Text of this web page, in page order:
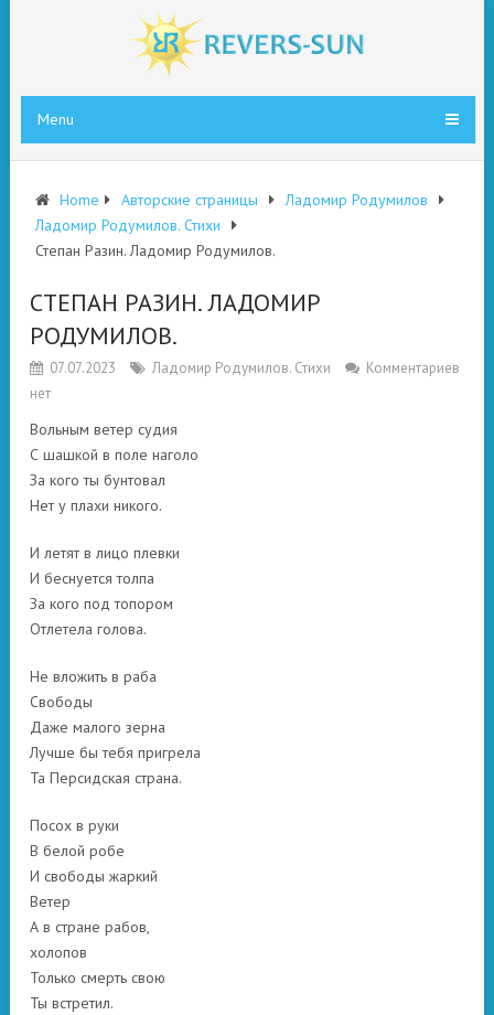
Menu
Home Авторские страницы
Ладомир Родумилов
Ладомир Родумилов. Стихи
Степан Разин. Ладомир Родумилов.
СТЕПАН РАЗИН. ЛАДОМИР
РОДУМИЛОВ.
07.07.2023 Ладомир Родумилов. Стихи
Комментариев
нет
Вольным ветер судия
С шашкой в поле наголо
За кого ты бунтовал
Нет у плахи никого.
И летят в лицо плевки
И беснуется толпа
За кого под топором
Отлетела голова.
Не вложить в раба
Свободы
Даже малого зерна
Лучше бы тебя пригрела
Та Персидская страна.
Посох в руки
В белой робе
И свободы жаркий
Ветер
А в стране рабов,
холопов
Только смерть свою
Ты встретил.